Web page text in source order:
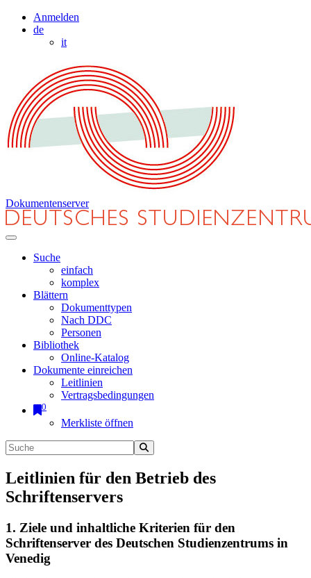
Anmelden
de
it
Dokumentenserver
Suche
einfach
komplex
Blättern
Dokumenttypen
Nach DDC
Personen
Bibliothek
Online-Katalog
Dokumente einreichen
Leitlinien
Vertragsbedingungen
0
Merkliste öffnen
Leitlinien für den Betrieb des
Schriftenservers
1. Ziele und inhaltliche Kriterien für den
Schriftenserver des Deutschen Studienzentrums in
Venedig